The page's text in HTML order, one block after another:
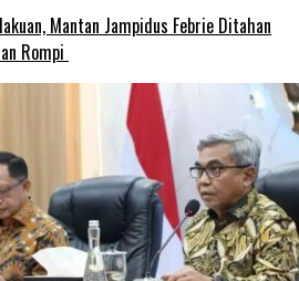
Mantan Jampidus Febrie Ditahan
Rompi